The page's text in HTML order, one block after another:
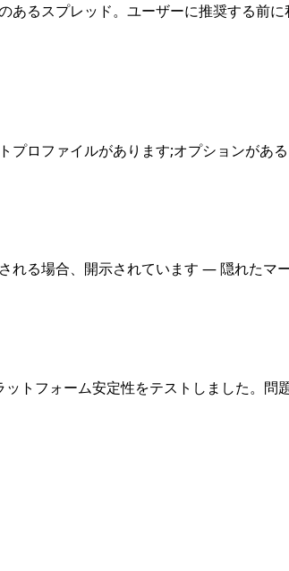
るスプレッド。ユーザーに推奨する前
ロファイルがあります;オプションがある
る場合、開示されています — 隠れたマ
トフォーム安定性をテストしました。問